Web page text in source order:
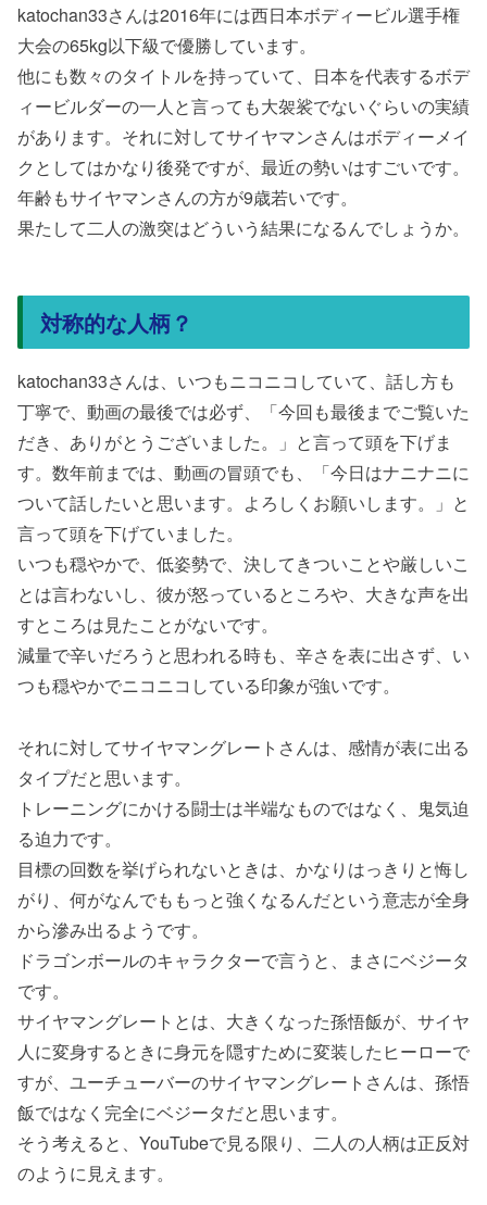
katochan33さんは2016年には西日本ボディービル選手権
大会の65kg以下級で優勝しています。
他にも数々のタイトルを持っていて、日本を代表するボデ
ィービルダーの一人と言っても大袈裟でないぐらいの実績
があります。それに対してサイヤマンさんはボディーメイ
クとしてはかなり後発ですが、最近の勢いはすごいです。
年齢もサイヤマンさんの方が9歳若いです。
果たして二人の激突はどういう結果になるんでしょうか。
対称的な人柄？
katochan33さんは、いつもニコニコしていて、話し方も
丁寧で、動画の最後では必ず、「今回も最後までご覧いた
だき、ありがとうございました。」と言って頭を下げま
す。数年前までは、動画の冒頭でも、「今日はナニナニに
ついて話したいと思います。よろしくお願いします。」と
言って頭を下げていました。
いつも穏やかで、低姿勢で、決してきついことや厳しいこ
とは言わないし、彼が怒っているところや、大きな声を出
すところは見たことがないです。
減量で辛いだろうと思われる時も、辛さを表に出さず、い
つも穏やかでニコニコしている印象が強いです。
それに対してサイヤマングレートさんは、感情が表に出る
タイプだと思います。
トレーニングにかける闘士は半端なものではなく、鬼気迫
る迫力です。
目標の回数を挙げられないときは、かなりはっきりと悔し
がり、何がなんでももっと強くなるんだという意志が全身
から滲み出るようです。
ドラゴンボールのキャラクターで言うと、まさにベジータ
です。
サイヤマングレートとは、大きくなった孫悟飯が、サイヤ
人に変身するときに身元を隠すために変装したヒーローで
すが、ユーチューバーのサイヤマングレートさんは、孫悟
飯ではなく完全にベジータだと思います。
そう考えると、YouTubeで見る限り、二人の人柄は正反対
のように見えます。